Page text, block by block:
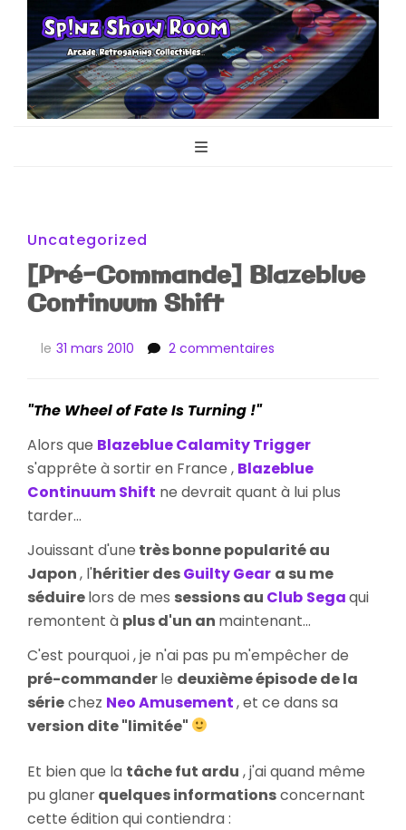
Sp!nz Show
Uncategorized
[Pré-Commande] Blazeblue
Continuum Shift
le 31 mars 2010 2 commentaires
Shift
"The Wheel of Fate Is Turning !"
Alors que Blazeblue Calamity Trigger
s'apprête à sortir en France , Blazeblue
Continuum Shift ne devrait quant à lui plus
tarder...
Jouissant d'une très bonne popularité au
Japon, l'héritier desGuilty Gear a su me
séduirelors de mes sessions au Club Segaqui
remontent à plus d'un an maintenant...
C'est pourquoi , je n'ai pas pu m'empêcher de
pré-commanderle deuxième épisode de la
sériechez Neo Amusement, et ce dans sa
version dite "limitée"
Et bien que la tâche fut ardu , j'ai quand même
pu glanerquelques informationsconcernant
cette édition qui contiendra :